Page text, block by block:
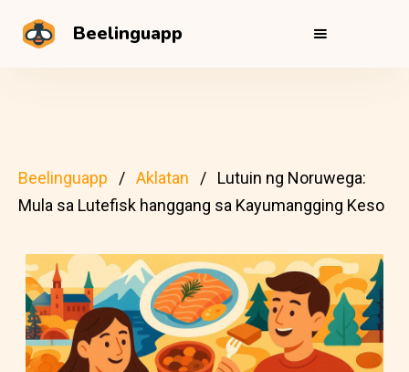
Beelinguapp
Beelinguapp Aklatan
Lutuin ng Noruwega:
Mula sa Lutefisk hanggang sa Kayumangging Keso